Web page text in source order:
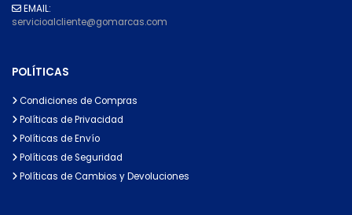
EMAIL:
servicioalcliente@gomarcas.com
POLÍTICAS
Condiciones de Compras
Políticas de Privacidad
Políticas de Envío
Políticas de Seguridad
Políticas de Cambios y Devoluciones